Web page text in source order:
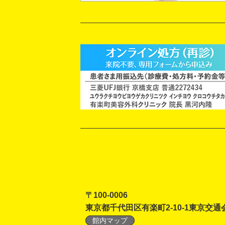
〒100-0006
東京都千代田区有楽町2-10-1東京交通
館内マップ